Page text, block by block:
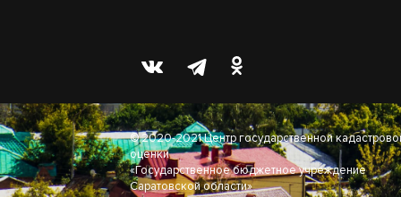
© 2020-2021 Центр государственной
оценки
«Государственное бюджетное учреждение
Саратовской области»